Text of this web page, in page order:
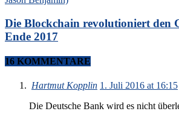
Die Blockchain revolutioniert den
Ende 2017
16 KOMMENTARE
Hartmut Kopplin 1. Juli 2016 at 16:15
Die Deutsche Bank wird es nicht